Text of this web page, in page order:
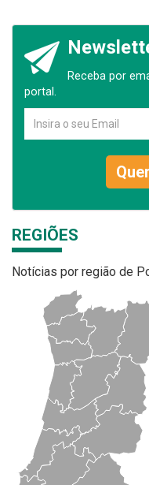
Receba por
portal.
REGIÕES
Notícias por região de